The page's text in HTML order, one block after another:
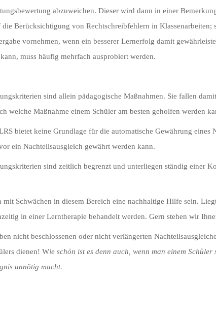
abzuweichen. Dieser wird dann in einer
Berücksichtigung von Rechtschreibfehlern in
vornehmen, wenn ein besserer Lernerfolg damit
muss häufig mehrfach ausprobiert werden.
sind allein pädagogische Maßnahmen. Sie fallen
welche Maßnahme einem Schüler am besten geholfen werden
bietet keine Grundlage für die automatische Gewährung eines
ein Nachteilsausgleich gewährt werden kann.
sind zeitlich begrenzt und unterliegen ständig einer
Schwächen in diesem Bereich eine nachhaltige Hilfe sein.
in einer Lerntherapie behandelt werden. Gern stehen wir
nicht beschlossenen oder nicht verlängerten
dienen! Wie schön ist es denn auch, wenn man einem
unnötig macht.